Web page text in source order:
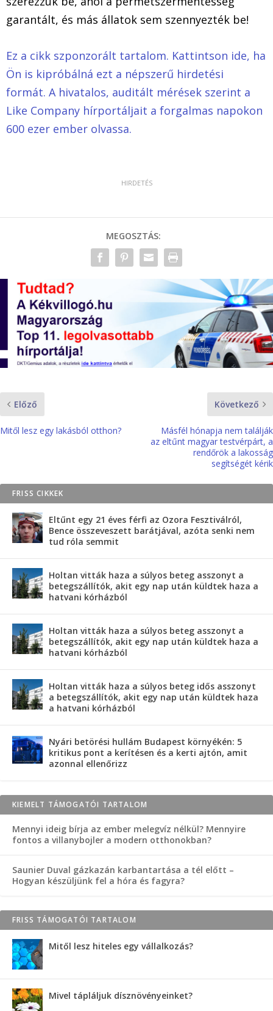
garantált, és más állatok sem szennyezték be!
Ez a cikk szponzorált tartalom. Kattintson ide, ha
Ön is kipróbálná ezt a népszerű hirdetési
formát. A hivatalos, auditált mérések szerint a
Like Company hírportáljait a forgalmas napokon
600 ezer ember olvassa.
MEGOSZTÁS:
Előző
Mitől lesz egy lakásból otthon?
Következő
Másfél hónapja nem találják
az eltűnt magyar testvérpárt, a
rendőrök a lakosság
segítségét kérik
FRISS CIKKEK
Eltűnt egy 21 éves férfi az Ozora Fesztiválról,
Bence összeveszett barátjával, azóta senki nem
tud róla semmit
Holtan vitták haza a súlyos beteg asszonyt a
betegszállítók, akit egy nap után küldtek haza a
hatvani kórházból
Holtan vitták haza a súlyos beteg asszonyt a
betegszállítók, akit egy nap után küldtek haza a
hatvani kórházból
Holtan vitták haza a súlyos beteg idős asszonyt
a betegszállítók, akit egy nap után küldtek haza
a hatvani kórházból
Nyári betörési hullám Budapest környékén: 5
kritikus pont a kerítésen és a kerti ajtón, amit
azonnal ellenőrizz
KIEMELT TÁMOGATÓI TARTALOM
Mennyi ideig bírja az ember melegvíz nélkül? Mennyire
fontos a villanybojler a modern otthonokban?
Saunier Duval gázkazán karbantartása a tél előtt –
Hogyan készüljünk fel a hóra és fagyra?
FRISS TÁMOGATÓI TARTALOM
Mitől lesz hiteles egy vállalkozás?
Mivel tápláljuk dísznövényeinket?